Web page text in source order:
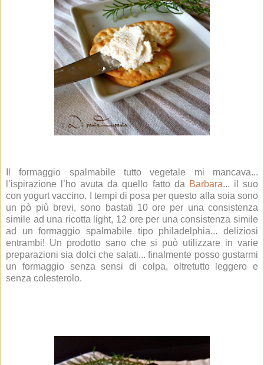
Il formaggio spalmabile tutto vegetale mi mancava...
l’ispirazione l’ho avuta da quello fatto da Barbara... il suo
con yogurt vaccino. I tempi di posa per questo alla soia sono
un pò più brevi, sono bastati 10 ore per una consistenza
simile ad una ricotta light, 12 ore per una consistenza simile
ad un formaggio spalmabile tipo philadelphia... deliziosi
entrambi! Un prodotto sano che si può utilizzare in varie
preparazioni sia dolci che salati... finalmente posso gustarmi
un formaggio senza sensi di colpa, oltretutto leggero e
senza colesterolo.